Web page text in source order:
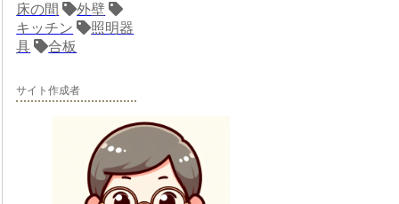
床の間
外壁
キッチン
照明器
具
合板
サイト作成者